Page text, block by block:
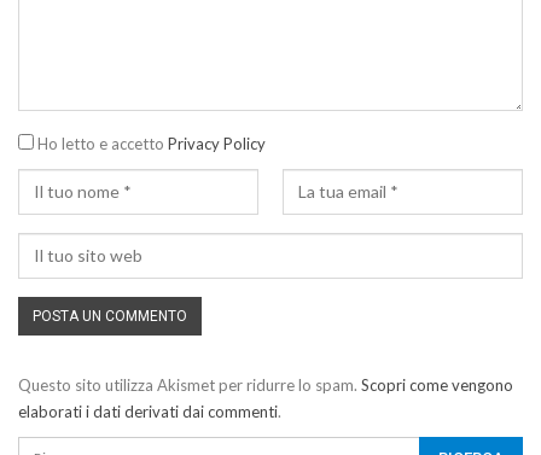
Ho letto e accetto Privacy Policy
Questo sito utilizza Akismet per ridurre lo spam. Scopri come vengono
elaborati i dati derivati dai commenti.